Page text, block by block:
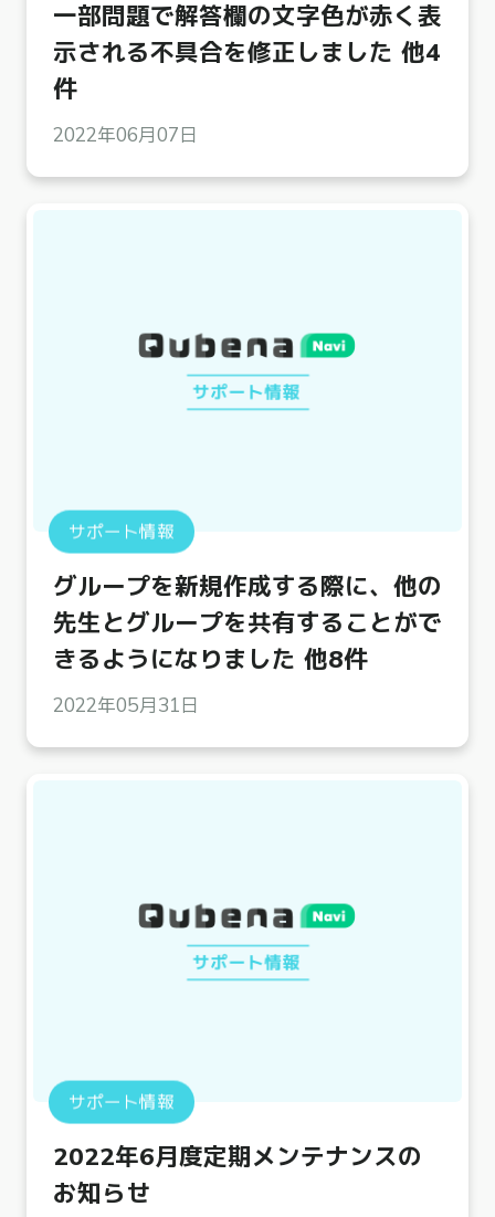
一部問題で解答欄の文字色が赤く表
示される不具合を修正しました 他4
件
2022年06月07日
サポート情報
グループを新規作成する際に、他の
先生とグループを共有することがで
きるようになりました 他8件
2022年05月31日
サポート情報
2022年6月度定期メンテナンスの
お知らせ